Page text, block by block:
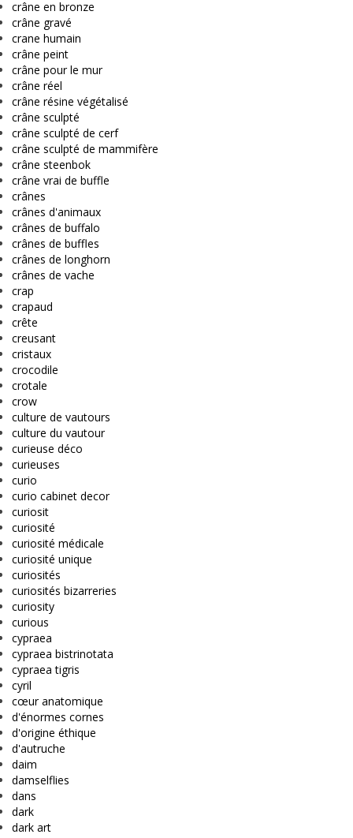
crâne en bronze
crâne gravé
crane humain
crâne peint
crâne pour le mur
crâne réel
crâne résine végétalisé
crâne sculpté
crâne sculpté de cerf
crâne sculpté de mammifère
crâne steenbok
crâne vrai de buffle
crânes
crânes d'animaux
crânes de buffalo
crânes de buffles
crânes de longhorn
crânes de vache
crap
crapaud
crête
creusant
cristaux
crocodile
crotale
crow
culture de vautours
culture du vautour
curieuse déco
curieuses
curio
curio cabinet decor
curiosit
curiosité
curiosité médicale
curiosité unique
curiosités
curiosités bizarreries
curiosity
curious
cypraea
cypraea bistrinotata
cypraea tigris
cyril
cœur anatomique
d'énormes cornes
d'origine éthique
d'autruche
daim
damselflies
dans
dark
dark art